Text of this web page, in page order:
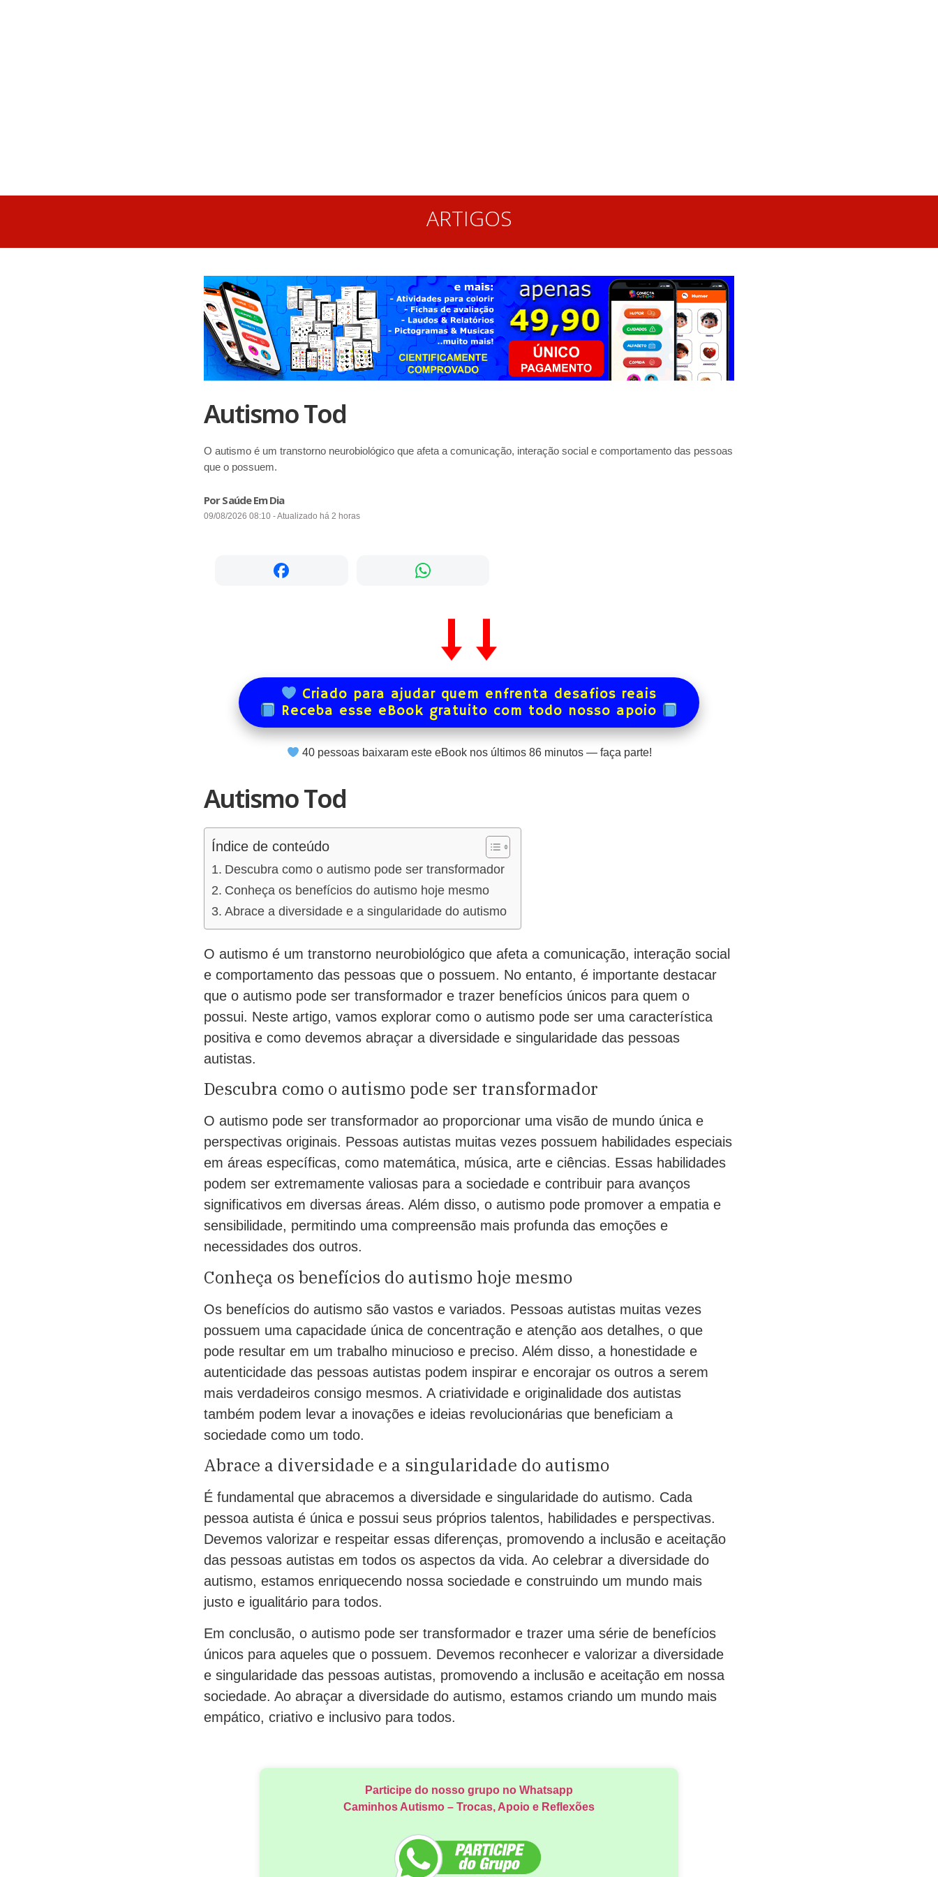
ARTIGOS
Autismo Tod
O autismo é um transtorno neurobiológico que afeta a comunicação, interação social e comportamento das pessoas
que o possuem.
Por Saúde Em Dia
09/08/2026 08:10 - Atualizado há 2 horas
Criado para ajudar quem enfrenta desafios reais
Receba esse eBook gratuito com todo nosso apoio
40pessoas baixaram este eBook nos últimos 86minutos — faça parte!
Autismo Tod
Índice de conteúdo
Descubra como o autismo pode ser transformador
Conheça os benefícios do autismo hoje mesmo
Abrace a diversidade e a singularidade do autismo
O autismo é um transtorno neurobiológico que afeta a comunicação, interação social
e comportamento das pessoas que o possuem. No entanto, é importante destacar
que o autismo pode ser transformador e trazer benefícios únicos para quem o
possui. Neste artigo, vamos explorar como o autismo pode ser uma característica
positiva e como devemos abraçar a diversidade e singularidade das pessoas
autistas.
Descubra como o autismo pode ser transformador
O autismo pode ser transformador ao proporcionar uma visão de mundo única e
perspectivas originais. Pessoas autistas muitas vezes possuem habilidades especiais
em áreas específicas, como matemática, música, arte e ciências. Essas habilidades
podem ser extremamente valiosas para a sociedade e contribuir para avanços
significativos em diversas áreas. Além disso, o autismo pode promover a empatia e
sensibilidade, permitindo uma compreensão mais profunda das emoções e
necessidades dos outros.
Conheça os benefícios do autismo hoje mesmo
Os benefícios do autismo são vastos e variados. Pessoas autistas muitas vezes
possuem uma capacidade única de concentração e atenção aos detalhes, o que
pode resultar em um trabalho minucioso e preciso. Além disso, a honestidade e
autenticidade das pessoas autistas podem inspirar e encorajar os outros a serem
mais verdadeiros consigo mesmos. A criatividade e originalidade dos autistas
também podem levar a inovações e ideias revolucionárias que beneficiam a
sociedade como um todo.
Abrace a diversidade e a singularidade do autismo
É fundamental que abracemos a diversidade e singularidade do autismo. Cada
pessoa autista é única e possui seus próprios talentos, habilidades e perspectivas.
Devemos valorizar e respeitar essas diferenças, promovendo a inclusão e aceitação
das pessoas autistas em todos os aspectos da vida. Ao celebrar a diversidade do
autismo, estamos enriquecendo nossa sociedade e construindo um mundo mais
justo e igualitário para todos.
Em conclusão, o autismo pode ser transformador e trazer uma série de benefícios
únicos para aqueles que o possuem. Devemos reconhecer e valorizar a diversidade
e singularidade das pessoas autistas, promovendo a inclusão e aceitação em nossa
sociedade. Ao abraçar a diversidade do autismo, estamos criando um mundo mais
empático, criativo e inclusivo para todos.
Participe do nosso grupo no Whatsapp
Caminhos Autismo – Trocas, Apoio e Reflexões